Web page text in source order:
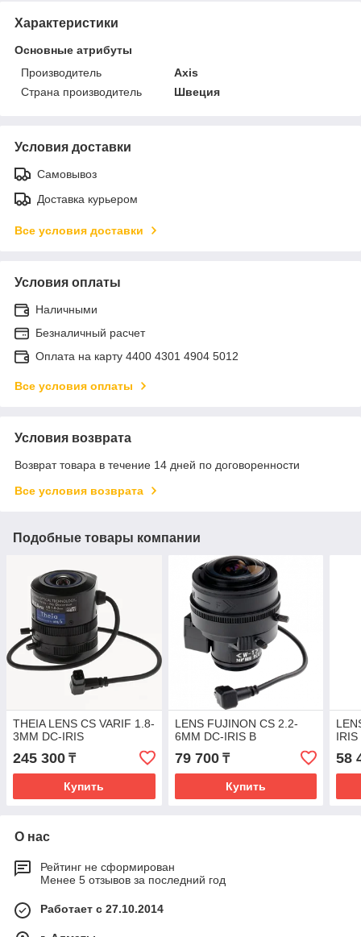
Характеристики
Основные атрибуты
Производитель
Axis
Страна производитель
Швеция
Условия доставки
Самовывоз
Доставка курьером
Все условия доставки
Условия оплаты
Наличными
Безналичный расчет
Оплата на карту 4400 4301 4904 5012
Все условия оплаты
Условия возврата
Возврат товара в течение 14 дней по договоренности
Все условия возврата
Подобные товары компании
THEIA LENS CS VARIF 1.8-
3MM DC-IRIS
245 300 ₸
Купить
LENS FUJINON CS 2.2-
6MM DC-IRIS B
79 700₸
Купить
IRIS
58
О нас
Рейтинг не сформирован
Менее 5 отзывов за последний год
Работает с 27.10.2014